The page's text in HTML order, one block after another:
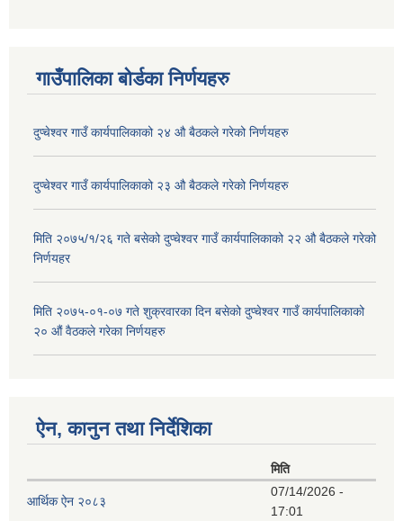
गाउँपालिका बोर्डका निर्णयहरु
दुप्चेश्वर गाउँ कार्यपालिकाको २४ औ बैठकले गरेको निर्णयहरु
दुप्चेश्वर गाउँ कार्यपालिकाको २३ औ बैठकले गरेको निर्णयहरु
मिति २०७५/१/२६ गते बसेको दुप्चेश्वर गाउँ कार्यपालिकाको २२ औ बैठकले गरेको
निर्णयहर
मिति २०७५-०१-०७ गते शुक्रवारका दिन बसेको दुप्चेश्वर गाउँ कार्यपालिकाको
२० औं वैठकले गरेका निर्णयहरु
ऐन, कानुन तथा निर्देशिका
मिति
आर्थिक ऐन २०८३
07/14/2026 -
17:01